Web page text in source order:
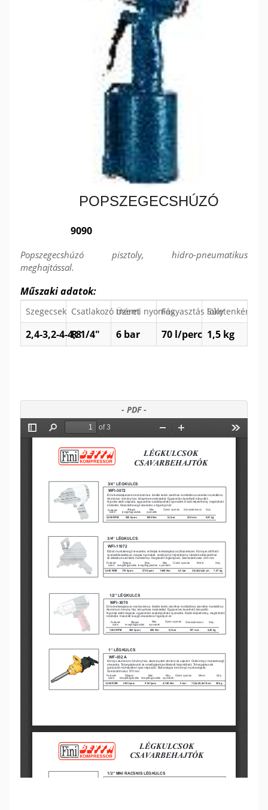
POPSZEGECSHÚZÓ
9090
Popszegecshúzó pisztoly, hidro-pneumatikus
meghajtással.
Műszaki adatok:
Szegecsek Csatlakozó méretÜzemi nyomásFogyasztás löketenként
Súly
2,4-3,2-4-4,8R 1/4" 6 bar 70 l/perc 1,5 kg